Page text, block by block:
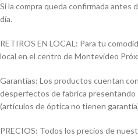
Si la compra queda confirmada antes
día.
RETIROS EN LOCAL: Para tu
local en el centro de Montevideo
Garantías: Los productos cuentan
desperfectos de fabrica presentando
(artículos de óptica no tienen
PRECIOS: Todos los precios de